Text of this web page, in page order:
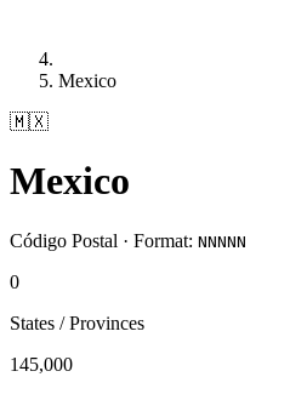
Mexico
🇲🇽
Mexico
Código Postal · Format: NNNNN
0
States / Provinces
145,000